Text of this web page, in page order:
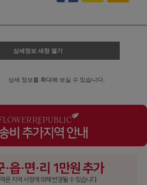
상세정보 새창 열기
상세 정보를 확대해 보실 수 있습니다.